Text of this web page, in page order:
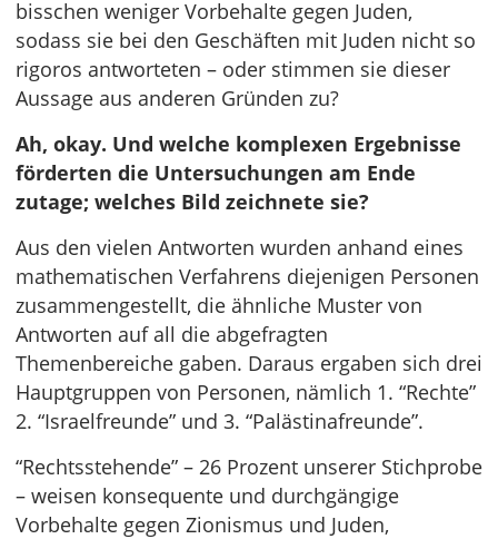
bisschen weniger Vorbehalte gegen Juden,
sodass sie bei den Geschäften mit Juden nicht so
rigoros antworteten – oder stimmen sie dieser
Aussage aus anderen Gründen zu?
Ah, okay. Und welche komplexen Ergebnisse
förderten die Untersuchungen am Ende
zutage; welches Bild zeichnete sie?
Aus den vielen Antworten wurden anhand eines
mathematischen Verfahrens diejenigen Personen
zusammengestellt, die ähnliche Muster von
Antworten auf all die abgefragten
Themenbereiche gaben. Daraus ergaben sich drei
Hauptgruppen von Personen, nämlich 1. “Rechte”
2. “Israelfreunde” und 3. “Palästinafreunde”.
“Rechtsstehende” – 26 Prozent unserer Stichprobe
– weisen konsequente und durchgängige
Vorbehalte gegen Zionismus und Juden,